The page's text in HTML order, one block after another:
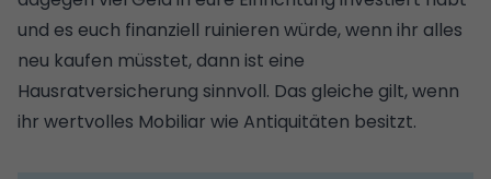
und es euch finanziell ruinieren würde, wenn ihr alles
neu kaufen müsstet, dann ist eine
Hausratversicherung sinnvoll. Das gleiche gilt, wenn
ihr wertvolles Mobiliar wie Antiquitäten besitzt.